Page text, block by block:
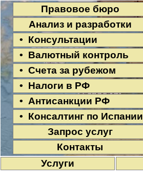
Правовое бюро
Анализ и разработки
• Консультации
• Валютный контроль
• Счета за рубежом
• Налоги в РФ
• Антисанкции РФ
• Консалтинг по Испании
Запрос услуг
Контакты
Услуги